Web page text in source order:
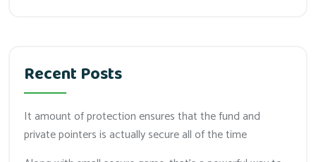
Recent Posts
It amount of protection ensures that the fund and
private pointers is actually secure all of the time